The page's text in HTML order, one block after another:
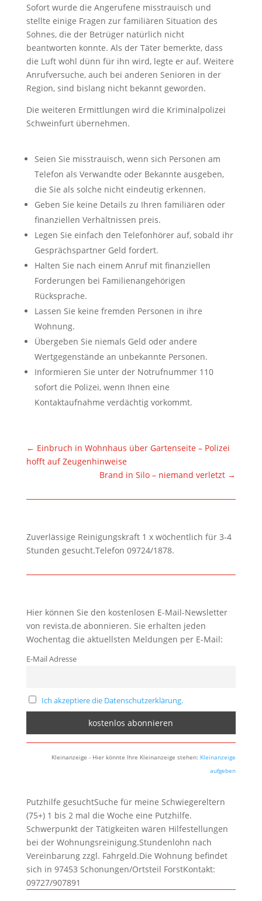
Sofort wurde die Angerufene misstrauisch und
stellte einige Fragen zur familiären Situation des
Sohnes, die der Betrüger natürlich nicht
beantworten konnte. Als der Täter bemerkte, dass
die Luft wohl dünn für ihn wird, legte er auf. Weitere
Anrufversuche, auch bei anderen Senioren in der
Region, sind bislang nicht bekannt geworden.
Die weiteren Ermittlungen wird die Kriminalpolizei
Schweinfurt übernehmen.
Seien Sie misstrauisch, wenn sich Personen am
Telefon als Verwandte oder Bekannte ausgeben,
die Sie als solche nicht eindeutig erkennen.
Geben Sie keine Details zu Ihren familiären oder
finanziellen Verhältnissen preis.
Legen Sie einfach den Telefonhörer auf, sobald ihr
Gesprächspartner Geld fordert.
Halten Sie nach einem Anruf mit finanziellen
Forderungen bei Familienangehörigen
Rücksprache.
Lassen Sie keine fremden Personen in ihre
Wohnung.
Übergeben Sie niemals Geld oder andere
Wertgegenstände an unbekannte Personen.
Informieren Sie unter der Notrufnummer 110
sofort die Polizei, wenn Ihnen eine
Kontaktaufnahme verdächtig vorkommt.
← Einbruch in Wohnhaus über Gartenseite – Polizei
hofft auf Zeugenhinweise
Brand in Silo – niemand verletzt →
Zuverlässige Reinigungskraft 1 x wöchentlich für 3-4
Stunden gesucht.Telefon 09724/1878.
Hier können Sie den kostenlosen E-Mail-Newsletter
von revista.de abonnieren. Sie erhalten jeden
Wochentag die aktuellsten Meldungen per E-Mail:
E-Mail Adresse
Ich akzeptiere die Datenschutzerklärung.
Kleinanzeige - Hier könnte Ihre Kleinanzeige stehen: Kleinanzeige
aufgeben
Putzhilfe gesuchtSuche für meine Schwiegereltern
(75+) 1 bis 2 mal die Woche eine Putzhilfe.
Schwerpunkt der Tätigkeiten wären Hilfestellungen
bei der Wohnungsreinigung.Stundenlohn nach
Vereinbarung zzgl. Fahrgeld.Die Wohnung befindet
sich in 97453 Schonungen/Ortsteil ForstKontakt:
09727/907891